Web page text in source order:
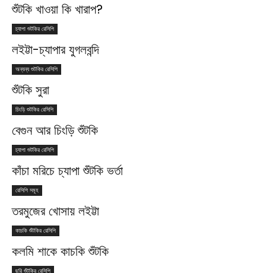
শুঁটকি খাওয়া কি খারাপ?
চ্যাপা শুটকির রেসিপি
লইট্টা-চ্যাপার যুগলবন্দি
অন্যন্য শুটকির রেসিপি
শুঁটকি সুরা
চিংড়ি শুটকির রেসিপি
বেগুন আর চিংড়ি শুঁটকি
চ্যাপা শুটকির রেসিপি
কাঁচা মরিচে চ্যাপা শুঁটকি ভর্তা
রেসিপি সমূহ
তরমুজের খোসায় লইট্টা
কাচকি শুঁটকির রেসিপি
কলমি শাকে কাচকি শুঁটকি
ছুরি শুঁটকির রেসিপি